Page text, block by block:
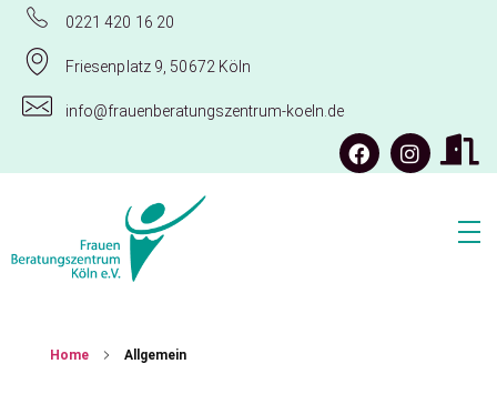
0221 420 16 20
Friesenplatz 9, 50672 Köln
info@frauenberatungszentrum-koeln.de
Home Allgemein